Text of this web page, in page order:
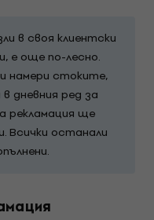
в своя клиентски
е още по-лесно.
намери стоките,
дневния ред за
рекламация ще
Всички останали